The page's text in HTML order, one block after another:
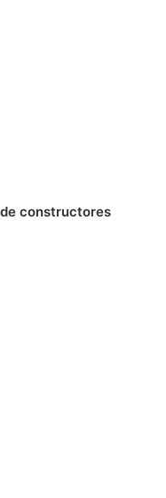
constructores